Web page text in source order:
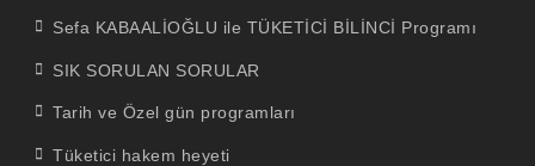
Sefa KABAALİOĞLU ile TÜKETİCİ BİLİNCİ Programı
SIK SORULAN SORULAR
Tarih ve Özel gün programları
Tüketici hakem heyeti